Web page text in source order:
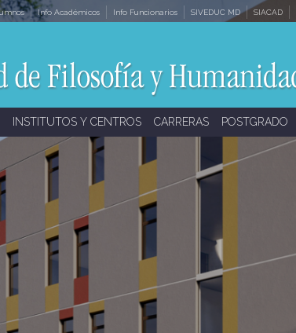
Info Académicos Info Funcionarios SIVEDUC MD SIACAD
INSTITUTOS Y CENTROS CARRERAS POSTGRADO